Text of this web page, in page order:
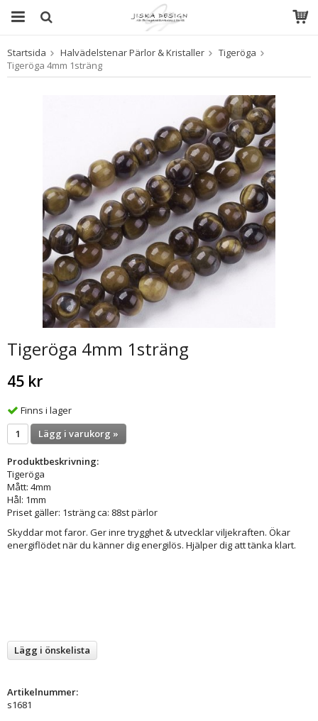
Produkten har blivit tillagd i varukorgen
Startsida Halvädelstenar Pärlor & Kristaller
Tigeröga
Tigeröga 4mm 1sträng
Tigeröga 4mm 1sträng
45 kr
Finns i lager
Lägg i varukorg »
Produktbeskrivning:
Tigeröga
Mått: 4mm
Hål: 1mm
Priset gäller: 1sträng ca: 88st pärlor
Skyddar mot faror. Ger inre trygghet & utvecklar viljekraften. Ökar
energiflödet när du känner dig energilös. Hjälper dig att tänka klart.
Lägg i önskelista
Artikelnummer:
s1681